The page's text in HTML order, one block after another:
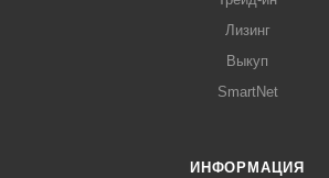
Лизинг
Выкуп
SmartNet
ИНФОРМАЦИЯ